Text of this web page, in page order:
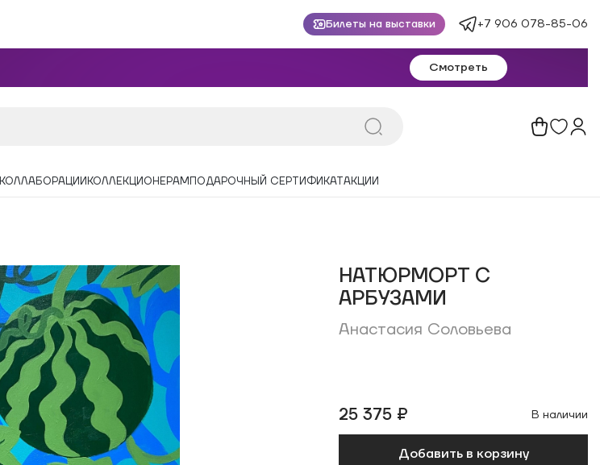
Билеты на выставки +7 906 078-85-06
Смотреть
КОЛЛАБОРАЦИИ КОЛЛЕКЦИОНЕРАМ ПОДАРОЧНЫЙ СЕРТИФИКАТАКЦИИ
НАТЮРМОРТ С
АРБУЗАМИ
Анастасия Соловьева
25 375 ₽ В наличии
Добавить в корзину